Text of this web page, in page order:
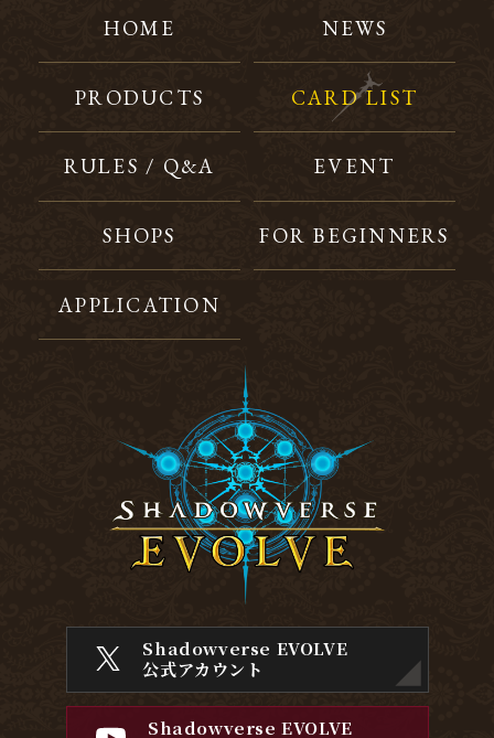
HOME NEWS
PRODUCTS CARD LIST
RULES / Q&A EVENT
SHOPS FOR BEGINNERS
APPLICATION
Shadowverse EVOLVE
公式アカウント
Shadowverse EVOLVE